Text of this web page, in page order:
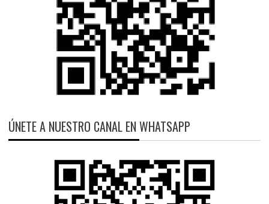
ÚNETE A NUESTRO CANAL EN WHATSAPP